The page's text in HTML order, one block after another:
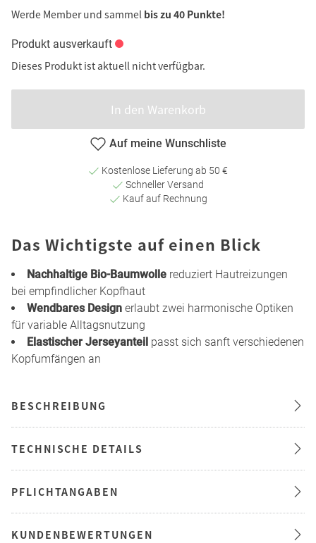
Werde Member und sammel bis zu 40 Punkte!
Produkt ausverkauft
Dieses Produkt ist aktuell nicht verfügbar.
In den Warenkorb
Auf meine Wunschliste
Kostenlose Lieferung ab 50 €
Schneller Versand
Kauf auf Rechnung
Das Wichtigste auf einen Blick
Nachhaltige Bio-Baumwolle reduziert Hautreizungen
bei empfindlicher Kopfhaut
Wendbares Design erlaubt zwei harmonische Optiken
für variable Alltagsnutzung
Elastischer Jerseyanteil passt sich sanft verschiedenen
Kopfumfängen an
BESCHREIBUNG
TECHNISCHE DETAILS
PFLICHTANGABEN
KUNDENBEWERTUNGEN